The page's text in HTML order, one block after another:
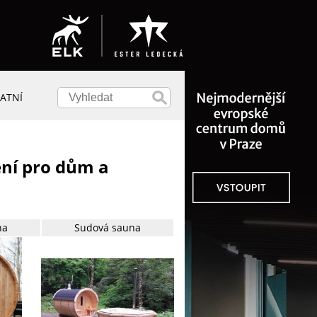
pro dům a
Sudová sauna